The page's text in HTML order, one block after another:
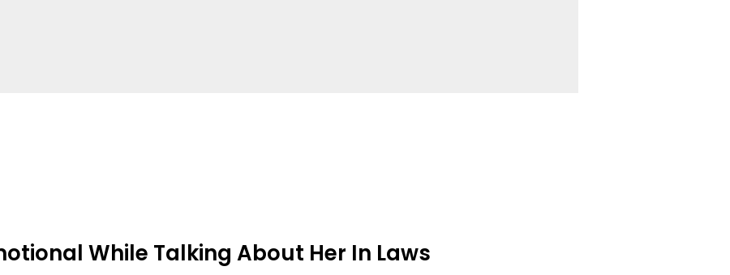
While Talking About Her In Laws